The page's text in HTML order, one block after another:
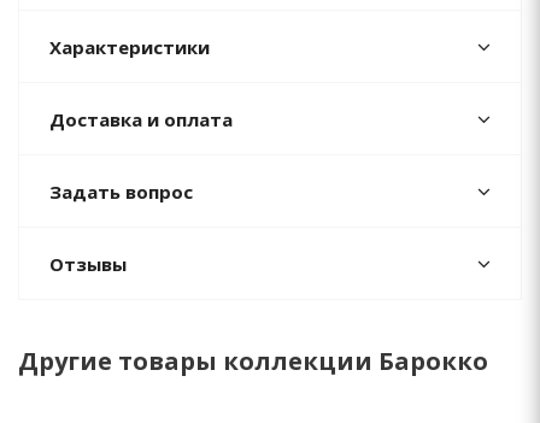
Характеристики
Доставка и оплата
Задать вопрос
Отзывы
Другие товары коллекции Барокко